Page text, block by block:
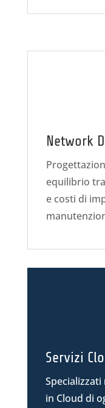
Network
equilibrio
e costi di
Servizi
Specializzati
in Cloud di